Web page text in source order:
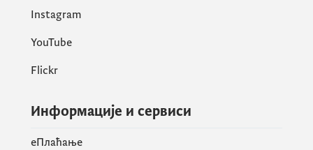
Instagram
YouTube
Flickr
Информације и сервиси
eПлаћање